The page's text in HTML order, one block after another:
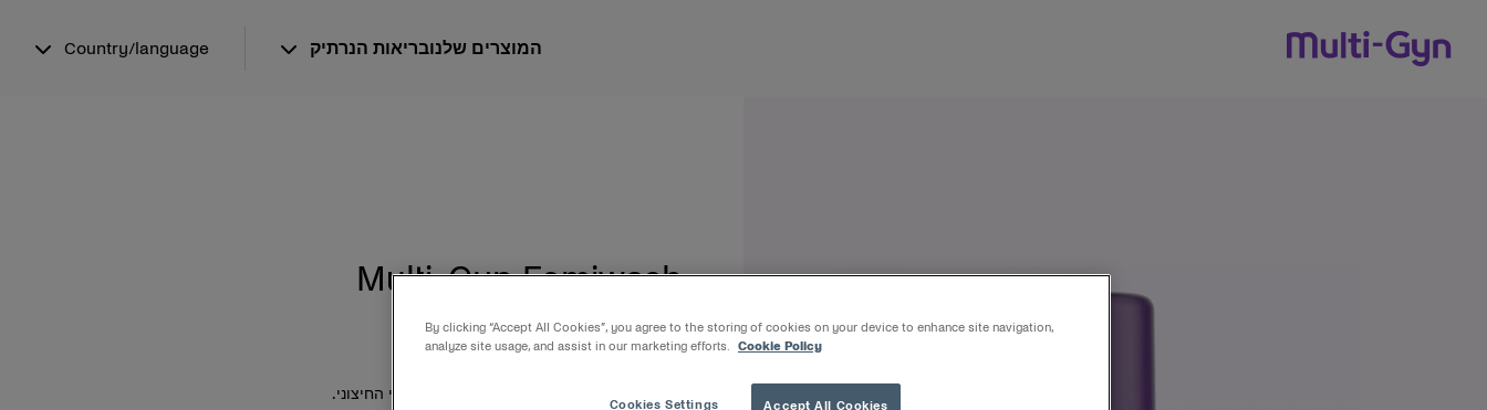
המוצרים שלנובריאות הנרתיק Country/language
Multi-Gyn Femiwash
100 ml
להקלה מידית של חוסר נוחות באזור האינטימי החיצוני.
By clicking “Accept All Cookies”, you agree to the storing of cookies on your device to enhance site navigation,
analyze site usage, and assist in our marketing efforts.
Cookie Policy
Accept All Cookies
Cookies Settings